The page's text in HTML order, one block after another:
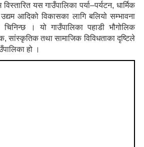
यस गाउँपालिका पर्या–पर्यटन, धार्मिक
आदिको विकासका लागि बलियो सम्भावना
। यो गाउँपालिका पहाडी भौगोलिक
सांस्कृतिक तथा सामाजिक विविधताका दृष्टिले
हो ।